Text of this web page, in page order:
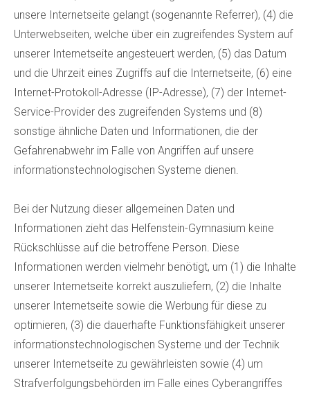
unsere Internetseite gelangt (sogenannte Referrer), (4) die
Unterwebseiten, welche über ein zugreifendes System auf
unserer Internetseite angesteuert werden, (5) das Datum
und die Uhrzeit eines Zugriffs auf die Internetseite, (6) eine
Internet-Protokoll-Adresse (IP-Adresse), (7) der Internet-
Service-Provider des zugreifenden Systems und (8)
sonstige ähnliche Daten und Informationen, die der
Gefahrenabwehr im Falle von Angriffen auf unsere
informationstechnologischen Systeme dienen.
Bei der Nutzung dieser allgemeinen Daten und
Informationen zieht das Helfenstein-Gymnasium keine
Rückschlüsse auf die betroffene Person. Diese
Informationen werden vielmehr benötigt, um (1) die Inhalte
unserer Internetseite korrekt auszuliefern, (2) die Inhalte
unserer Internetseite sowie die Werbung für diese zu
optimieren, (3) die dauerhafte Funktionsfähigkeit unserer
informationstechnologischen Systeme und der Technik
unserer Internetseite zu gewährleisten sowie (4) um
Strafverfolgungsbehörden im Falle eines Cyberangriffes